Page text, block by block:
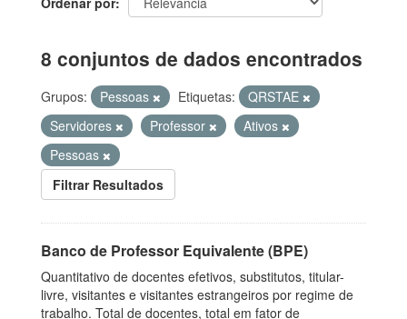
8 conjuntos de dados encontrados
Grupos: Pessoas Etiquetas:
QRSTAE
Servidores
Professor
Ativos
Pessoas
Filtrar Resultados
Banco de Professor Equivalente (BPE)
Quantitativo de docentes efetivos, substitutos, titular-
livre, visitantes e visitantes estrangeiros por regime de
trabalho. Total de docentes, total em fator de